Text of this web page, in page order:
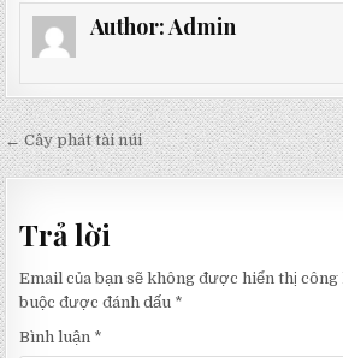
Author:Admin
Điều
hướng
viết
← Cây phát tài núi
Trả lời
Email của bạn sẽ không được hiển thị công
buộc được đánh dấu *
Bình luận *